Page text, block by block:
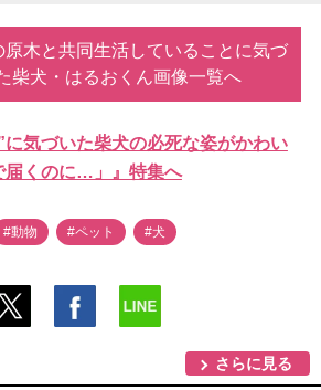
原木と共同生活していることに気づ
柴犬・はるおくん画像一覧へ
に気づいた柴犬の必死な姿がかわい
届くのに…」』特集へ
#動物 #ペット #犬
さらに見る